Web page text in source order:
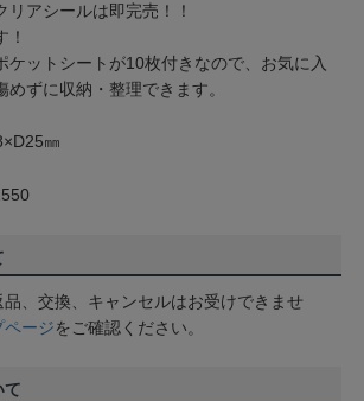
リアシールは即完売！！
！
ケットシートが10枚付きなので、お気に入
めずに収納・整理できます。
㎜
、交換、キャンセルはお受けできませ
ページをご確認ください。
て